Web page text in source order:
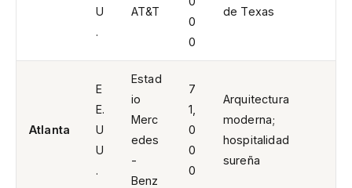
U
.
AT&T
0
0
de Texas
Atlanta
E
E.
U
U
.
Estad
io
Merc
edes
-
Benz
7
1,
0
0
0
Arquitectura
moderna;
hospitalidad
sureña